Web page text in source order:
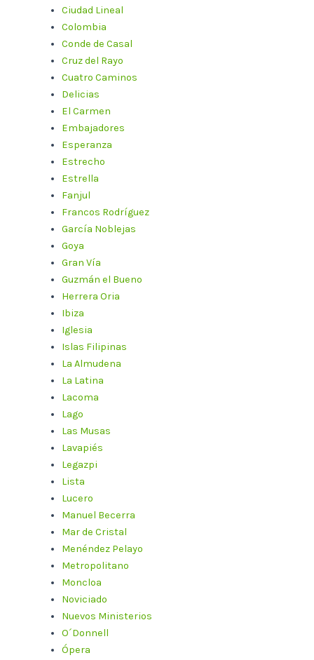
Ciudad Lineal
Colombia
Conde de Casal
Cruz del Rayo
Cuatro Caminos
Delicias
El Carmen
Embajadores
Esperanza
Estrecho
Estrella
Fanjul
Francos Rodríguez
García Noblejas
Goya
Gran Vía
Guzmán el Bueno
Herrera Oria
Ibiza
Iglesia
Islas Filipinas
La Almudena
La Latina
Lacoma
Lago
Las Musas
Lavapiés
Legazpi
Lista
Lucero
Manuel Becerra
Mar de Cristal
Menéndez Pelayo
Metropolitano
Moncloa
Noviciado
Nuevos Ministerios
O´Donnell
Ópera